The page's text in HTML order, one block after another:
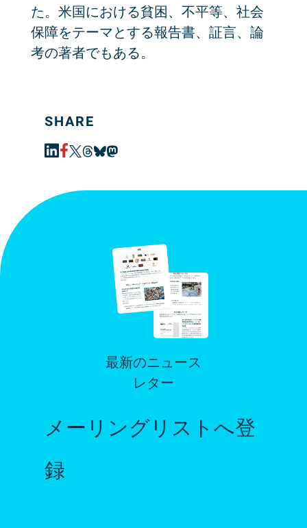
た。米国における貧困、不平等、社会
保障をテーマとする報告書、証言、論
考の著者でもある。
SHARE
メーリングリストへ登
録
最新のニュース
レター